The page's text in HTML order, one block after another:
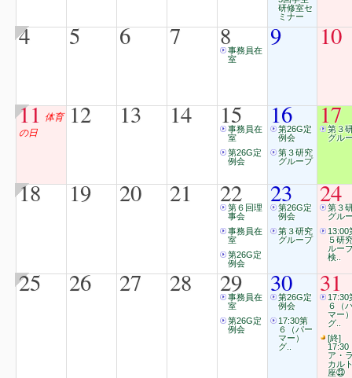
研修室セ
ミナー
4 5 6 7 8事務員在
室
9 10
11 体育
の日
12 13 14 15
事務員在
室
第26G定
例会
16
第26G定
例会
第３研究
グループ
17
第３
グル
18 19 20 21 22
第６回理
事会
事務員在
室
第26G定
例会
23
第26G定
例会
第３研究
グループ
24
第３
グル
13:00
５研
ルー
検..
25 26 27 28 29
事務員在
室
第26G定
例会
30
第26G定
例会
17:30第
６（パー
マー）
グ..
31
17:30
６（
マー
グ..
[終]
17:30
ア・
カル
座㉓